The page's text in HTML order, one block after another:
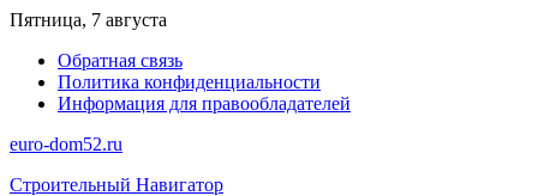
Перейти
содержимому
Пятница, 7 августа
Обратная связь
Политика конфиденциальности
Информация для правообладателей
euro-dom52.ru
Строительный Навигатор